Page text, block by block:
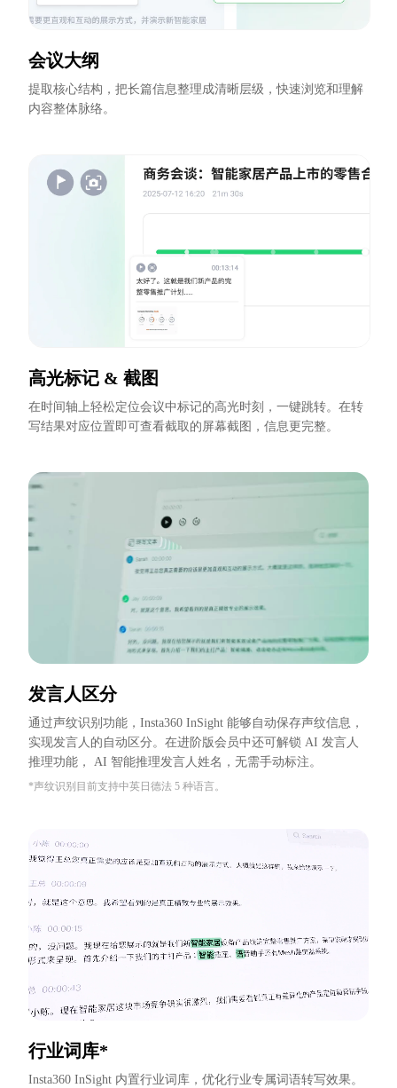
会议大纲
提取核心结构，把长篇信息整理成清晰层级，快速浏览和理解
内容整体脉络。
高光标记 & 截图
在时间轴上轻松定位会议中标记的高光时刻，一键跳转。在转
写结果对应位置即可查看截取的屏幕截图，信息更完整。
发言人区分
通过声纹识别功能，Insta360 InSight 能够自动保存声纹信息，
实现发言人的自动区分。在进阶版会员中还可解锁 AI 发言人
推理功能， AI 智能推理发言人姓名，无需手动标注。
*声纹识别目前支持中英日德法 5 种语言。
行业词库*
Insta360 InSight 内置行业词库，优化行业专属词语转写效果。